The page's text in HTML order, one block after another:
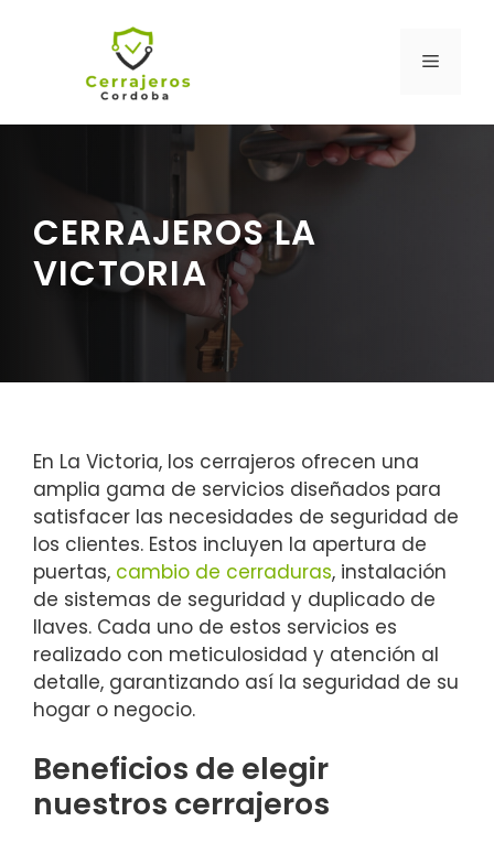
MENÚ
CERRAJEROS LA
VICTORIA
En La Victoria, los cerrajeros ofrecen una
amplia gama de servicios diseñados para
satisfacer las necesidades de seguridad de
los clientes. Estos incluyen la apertura de
puertas, cambio de cerraduras, instalación
de sistemas de seguridad y duplicado de
llaves. Cada uno de estos servicios es
realizado con meticulosidad y atención al
detalle, garantizando así la seguridad de su
hogar o negocio.
Beneficios de elegir
nuestros cerrajeros